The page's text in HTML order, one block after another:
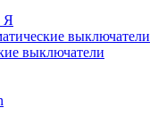
Я
выключатели
выключатели